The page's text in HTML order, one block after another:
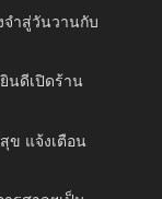
ำสู่วันวานกับ
นดีเปิดร้าน
ข แจ้งเตือน